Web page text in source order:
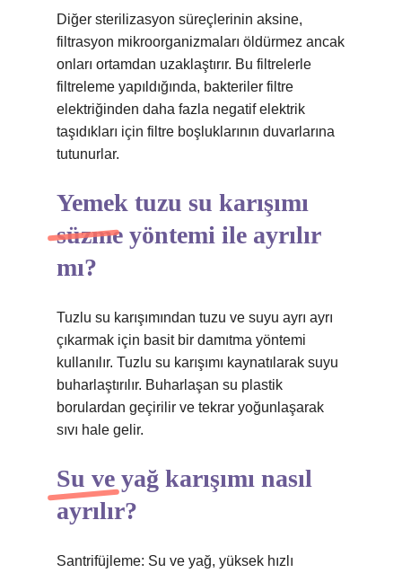
Diğer sterilizasyon süreçlerinin aksine,
filtrasyon mikroorganizmaları öldürmez ancak
onları ortamdan uzaklaştırır. Bu filtrelerle
filtreleme yapıldığında, bakteriler filtre
elektriğinden daha fazla negatif elektrik
taşıdıkları için filtre boşluklarının duvarlarına
tutunurlar.
Yemek tuzu su karışımı
süzme yöntemi ile ayrılır
mı?
Tuzlu su karışımından tuzu ve suyu ayrı ayrı
çıkarmak için basit bir damıtma yöntemi
kullanılır. Tuzlu su karışımı kaynatılarak suyu
buharlaştırılır. Buharlaşan su plastik
borulardan geçirilir ve tekrar yoğunlaşarak
sıvı hale gelir.
Su ve yağ karışımı nasıl
ayrılır?
Santrifüjleme: Su ve yağ, yüksek hızlı